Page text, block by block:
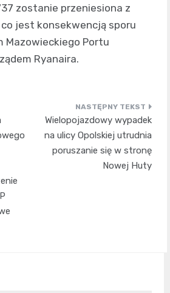
zostanie przeniesiona z
co jest konsekwencją sporu
Mazowieckiego Portu
Ryanaira.
Wielopojazdowy wypadek
na ulicy Opolskiej utrudnia
poruszanie się w stronę
Nowej Huty